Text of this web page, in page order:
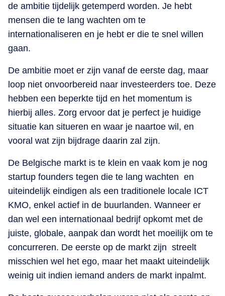
de ambitie tijdelijk getemperd worden. Je hebt
mensen die te lang wachten om te
internationaliseren en je hebt er die te snel willen
gaan.
De ambitie moet er zijn vanaf de eerste dag, maar
loop niet onvoorbereid naar investeerders toe. Deze
hebben een beperkte tijd en het momentum is
hierbij alles. Zorg ervoor dat je perfect je huidige
situatie kan situeren en waar je naartoe wil, en
vooral wat zijn bijdrage daarin zal zijn.
De Belgische markt is te klein en vaak kom je nog
startup founders tegen die te lang wachten en
uiteindelijk eindigen als een traditionele locale ICT
KMO, enkel actief in de buurlanden. Wanneer er
dan wel een internationaal bedrijf opkomt met de
juiste, globale, aanpak dan wordt het moeilijk om te
concurreren. De eerste op de markt zijn streelt
misschien wel het ego, maar het maakt uiteindelijk
weinig uit indien iemand anders de markt inpalmt.